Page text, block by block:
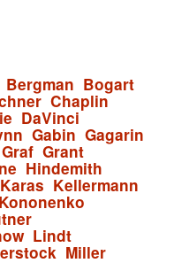
Bergman Bogart
Chaplin
DaVinci
Gabin Gagarin
Graf Grant
Hindemith
Karas Kellermann
Kononenko
Lindt
Miller